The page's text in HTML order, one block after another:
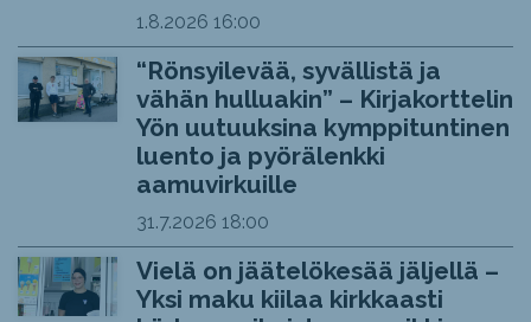
1.8.2026 16:00
“Rönsyilevää, syvällistä ja
vähän hulluakin” – Kirjakorttelin
Yön uutuuksina kymppituntinen
luento ja pyörälenkki
aamuvirkuille
31.7.2026 18:00
Vielä on jäätelökesää jäljellä –
Yksi maku kiilaa kirkkaasti